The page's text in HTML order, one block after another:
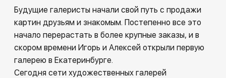
Будущие галеристы начали свой путь с продажи
картин друзьям и знакомым. Постепенно все это
начало перерастать в более крупные заказы, и в
скором времени Игорь и Алексей открыли первую
галерею в Екатеринбурге.
Сегодня сети художественных галерей